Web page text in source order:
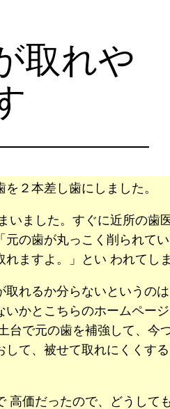
取れや
２本差し歯にしました。
いました。すぐに近所の歯
元の歯が丸っこく削られて
れますよ。」とい われてし
取れるか分らないというの
いかとこちらのホームペー
台で元の歯を補強して、今
して、被せて取れにくくす
高価だったので、どうして